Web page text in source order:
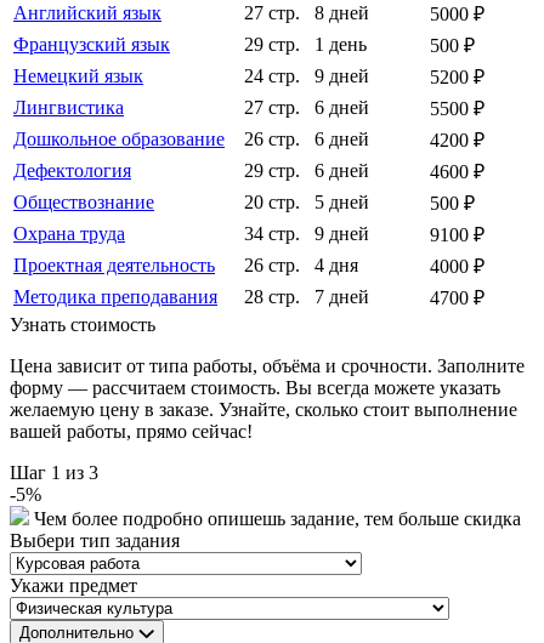
Английский язык
27 стр. 8 дней
5000 ₽
Французский язык
29 стр. 1 день
500 ₽
Немецкий язык
24 стр. 9 дней
5200 ₽
Лингвистика
27 стр. 6 дней
5500 ₽
Дошкольное образование
26 стр. 6 дней
4200 ₽
Дефектология
29 стр. 6 дней
4600 ₽
Обществознание
20 стр. 5 дней
500 ₽
Охрана труда
34 стр. 9 дней
9100 ₽
Проектная деятельность
26 стр. 4 дня
4000 ₽
Методика преподавания
28 стр. 7 дней
4700 ₽
Узнать стоимость
Цена зависит от типа работы, объёма и срочности. Заполните
форму — рассчитаем стоимость. Вы всегда можете указать
желаемую цену в заказе. Узнайте, сколько стоит выполнение
вашей работы, прямо сейчас!
Шаг 1 из 3
-5%
Чем более подробно опишешь задание, тем больше скидка
Выбери тип задания
Укажи предмет
Дополнительно